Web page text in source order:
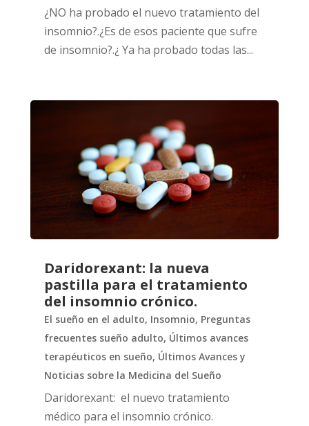
¿NO ha probado el nuevo tratamiento del
insomnio?.¿Es de esos paciente que sufre
de insomnio?.¿ Ya ha probado todas las...
Daridorexant: la nueva
pastilla para el tratamiento
del insomnio crónico.
El sueño en el adulto, Insomnio, Preguntas
frecuentes sueño adulto, Últimos avances
terapéuticos en sueño, Últimos Avances y
Noticias sobre la Medicina del Sueño
Daridorexant: el nuevo tratamiento
médico para el insomnio crónico.